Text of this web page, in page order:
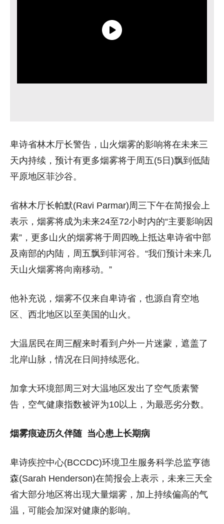
卑诗省林木厅长警告，山火烟雾的影响将在未来三
天内持续，预计有更多烟雾将于周五(5日)飘到低陆
平原地区菲沙谷。
省林木厅长帕默(Ravi Parmar)周三下午在简报会上
表示，烟雾将成为未来24至72小时内的“主要影响因
素”，更多山火的烟雾将于周四晚上抵达卑诗省中部
及南部的内陆，周五飘到菲河谷。“我们预计未来几
天山火烟雾将向南移动。”
他补充说，烟雾不仅来自卑诗省，也源自育空地
区、西北地区以至美国的山火。
大温居民在周三醒来时看到户外一片迷蒙，遮盖了
北岸山脉，情况在日间持续恶化。
加拿大环境部周三对大温地区发出了空气质素警
告，空气健康指数被评为10以上，为最恶劣分数。
烟雾痕迹历久伴随 当心患上长期病
卑诗疾控中心(BCCDC)环境卫生服务科学总监亨德
森(Sarah Henderson)在简报会上表示，未来三天全
省大部分地区将出现大量烟雾，加上持续偏高的气
温，可能会加深对健康的影响。